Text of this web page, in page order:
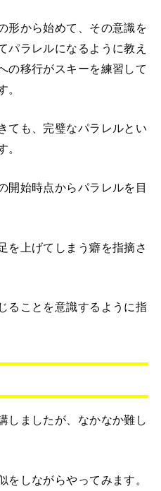
形から始めて、その意識を
パラレルになるように教え
の移行がスキーを練習して
。
ても、完璧なパラレルとい
。
開始時点からパラレルを目
を上げてしまう癖を指摘さ
ることを意識するように指
しましたが、なかなか難し
をしながらやってみます。